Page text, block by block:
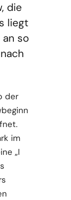
die
liegt
an so
der
im
„I